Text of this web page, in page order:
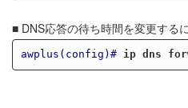
■ DNS応答の待ち時間を変更するに
awplus(config)# ip dns